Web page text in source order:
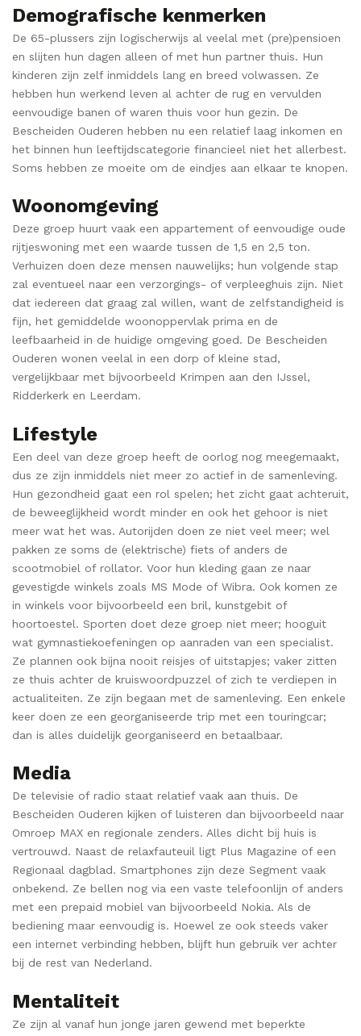
Demografische kenmerken
De 65-plussers zijn logischerwijs al veelal met (pre)pensioen
en slijten hun dagen alleen of met hun partner thuis. Hun
kinderen zijn zelf inmiddels lang en breed volwassen. Ze
hebben hun werkend leven al achter de rug en vervulden
eenvoudige banen of waren thuis voor hun gezin. De
Bescheiden Ouderen hebben nu een relatief laag inkomen en
het binnen hun leeftijdscategorie financieel niet het allerbest.
Soms hebben ze moeite om de eindjes aan elkaar te knopen.
Woonomgeving
Deze groep huurt vaak een appartement of eenvoudige oude
rijtjeswoning met een waarde tussen de 1,5 en 2,5 ton.
Verhuizen doen deze mensen nauwelijks; hun volgende stap
zal eventueel naar een verzorgings- of verpleeghuis zijn. Niet
dat iedereen dat graag zal willen, want de zelfstandigheid is
fijn, het gemiddelde woonoppervlak prima en de
leefbaarheid in de huidige omgeving goed. De Bescheiden
Ouderen wonen veelal in een dorp of kleine stad,
vergelijkbaar met bijvoorbeeld Krimpen aan den IJssel,
Ridderkerk en Leerdam.
Lifestyle
Een deel van deze groep heeft de oorlog nog meegemaakt,
dus ze zijn inmiddels niet meer zo actief in de samenleving.
Hun gezondheid gaat een rol spelen; het zicht gaat achteruit,
de beweeglijkheid wordt minder en ook het gehoor is niet
meer wat het was. Autorijden doen ze niet veel meer; wel
pakken ze soms de (elektrische) fiets of anders de
scootmobiel of rollator. Voor hun kleding gaan ze naar
gevestigde winkels zoals MS Mode of Wibra. Ook komen ze
in winkels voor bijvoorbeeld een bril, kunstgebit of
hoortoestel. Sporten doet deze groep niet meer; hooguit
wat gymnastiekoefeningen op aanraden van een specialist.
Ze plannen ook bijna nooit reisjes of uitstapjes; vaker zitten
ze thuis achter de kruiswoordpuzzel of zich te verdiepen in
actualiteiten. Ze zijn begaan met de samenleving. Een enkele
keer doen ze een georganiseerde trip met een touringcar;
dan is alles duidelijk georganiseerd en betaalbaar.
Media
De televisie of radio staat relatief vaak aan thuis. De
Bescheiden Ouderen kijken of luisteren dan bijvoorbeeld naar
Omroep MAX en regionale zenders. Alles dicht bij huis is
vertrouwd. Naast de relaxfauteuil ligt Plus Magazine of een
Regionaal dagblad. Smartphones zijn deze Segment vaak
onbekend. Ze bellen nog via een vaste telefoonlijn of anders
met een prepaid mobiel van bijvoorbeeld Nokia. Als de
bediening maar eenvoudig is. Hoewel ze ook steeds vaker
een internet verbinding hebben, blijft hun gebruik ver achter
bij de rest van Nederland.
Mentaliteit
Ze zijn al vanaf hun jonge jaren gewend met beperkte